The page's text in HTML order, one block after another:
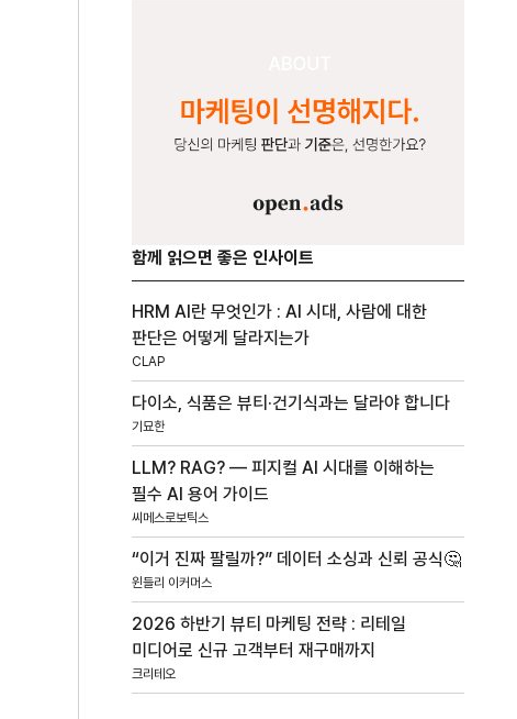
함께 읽으면 좋은 인사이트
HRM AI란 무엇인가 : AI 시대, 사람에 대한
판단은 어떻게 달라지는가
CLAP
다이소, 식품은 뷰티·건기식과는 달라야 합니다
기묘한
LLM? RAG? — 피지컬 AI 시대를 이해하는
필수 AI 용어 가이드
씨메스로보틱스
“이거 진짜 팔릴까?” 데이터 소싱과 신뢰 공식🤔
윈들리 이커머스
2026 하반기 뷰티 마케팅 전략 : 리테일
미디어로 신규 고객부터 재구매까지
크리테오